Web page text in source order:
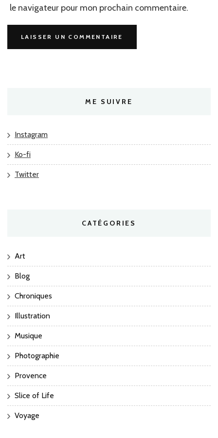
le navigateur pour mon prochain commentaire.
ME SUIVRE
Instagram
Ko-fi
Twitter
CATÉGORIES
Art
Blog
Chroniques
Illustration
Musique
Photographie
Provence
Slice of Life
Voyage